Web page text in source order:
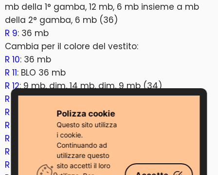
mb della 1° gamba, 12 mb, 6 mb insieme a mb
della 2° gamba, 6 mb (36)
R 9: 36 mb
Cambia per il colore del vestito:
R 10: 36 mb
R 11: BLO 36 mb
R 12: 9 mb, dim, 14 mb, dim, 9 mb (34)
R 13: 7 mb, dim, 16 mb, dim, 7 dc (32)
R 14
R 15
: 13 mb, dim, 2 mb, dim, 13 mb (30)
R 16
: 4 mb, dim, 18 mb, dim, 4 mb (28)
R 17
: 7 mb, dim, 10 mb, dim, 7 mb (26)
R 18
: 5 mb, dim, 12 mb, dim, 5 mb (24)
Polizza cookie
Questo sito utilizza
i cookie.
Continuando ad
utilizzare questo
sito accetti il ​​loro